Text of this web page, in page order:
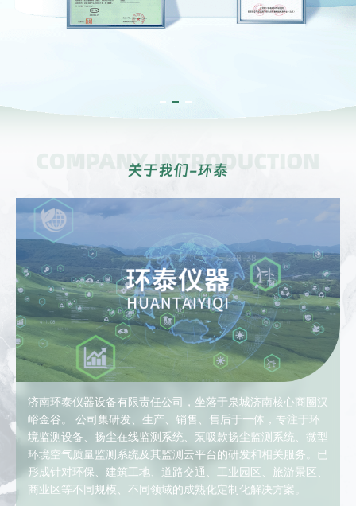
济南环泰仪器设备有限责任公司，坐落于泉城济南核心商圈汉
峪金谷。 公司集研发、生产、销售、售后于一体，专注于环
境监测设备、扬尘在线监测系统、泵吸款扬尘监测系统、微型
环境空气质量监测系统及其监测云平台的研发和相关服务。已
形成针对环保、建筑工地、道路交通、工业园区、旅游景区、
商业区等不同规模、不同领域的成熟化定制化解决方案。